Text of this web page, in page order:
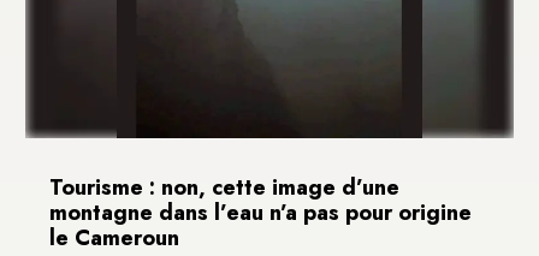
Tourisme : non, cette image d’une
montagne dans l’eau n’a pas pour origine
le Cameroun